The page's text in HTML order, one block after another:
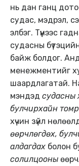
нь дан ганц
судас, мэдрэл,
элбэг. Түүнээс
судасны
байж болдог.
менежментийг
шаардлагатай.
мэндэд судасны
булчирхайн
хүчин зүйл
өөрчлөгдөх,
алдагдах болон
солилцооны